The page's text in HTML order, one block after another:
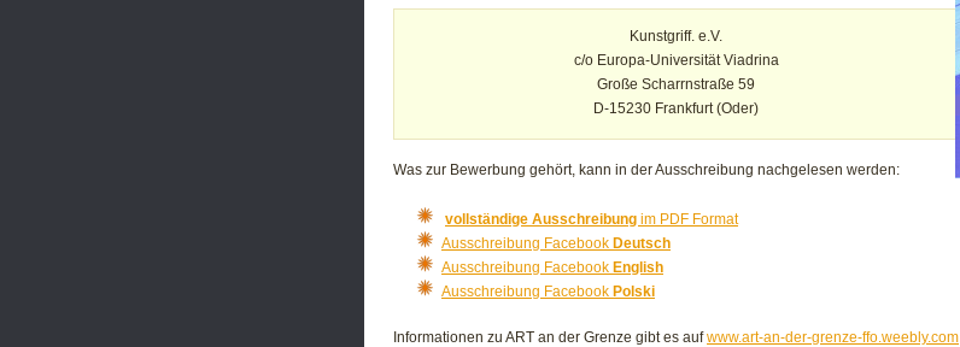
Kunstgriff. e.V.
c/o Europa-Universität Viadrina
Große Scharrnstraße 59
D-15230 Frankfurt (Oder)
Was zur Bewerbung gehört, kann in der Ausschreibung nachgelesen werden:
vollständige Ausschreibung im PDF Format
Ausschreibung Facebook Deutsch
Ausschreibung Facebook English
Ausschreibung Facebook Polski
Informationen zu ART an der Grenze gibt es aufwww.art-an-der-grenze-ffo.weebly.com